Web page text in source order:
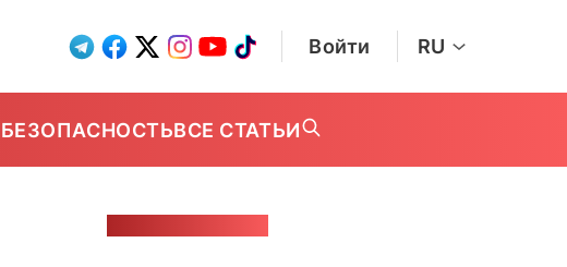
Войти RU
БЕЗОПАСНОСТЬВСЕ СТАТЬИ